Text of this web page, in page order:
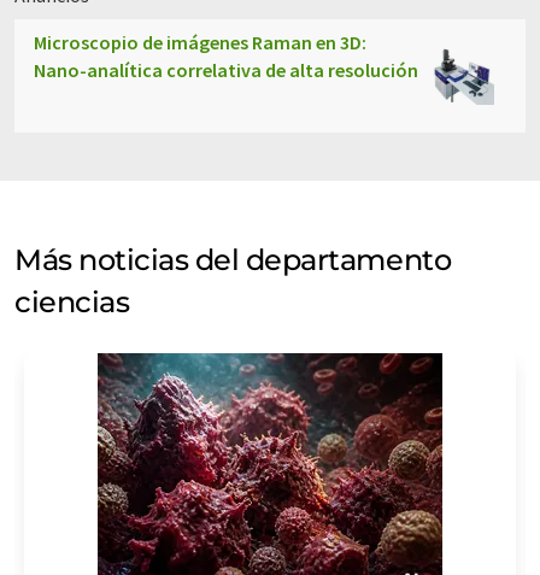
Microscopio de imágenes Raman en 3D:
Nano-analítica correlativa de alta resolución
Más noticias del departamento
ciencias